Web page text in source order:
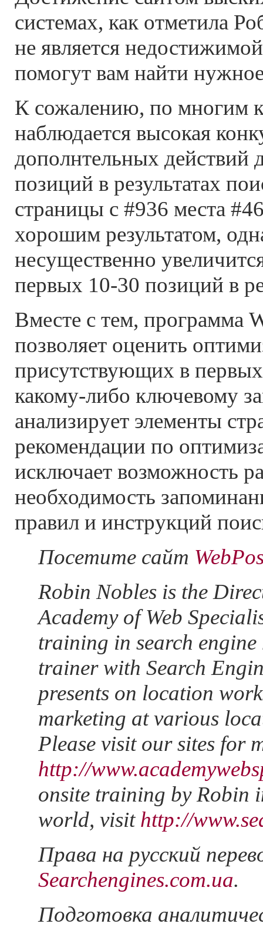
системах, как отметила
не является
помогут вам найти
К сожалению, по многим
наблюдается высокая
дополнтельных действий
позиций в результатах
страницы с #936 места
хорошим результатом,
несущественно
первых 10-30 позиций в
Вместе с тем, программа
позволяет оценить
присутствующих в первых
какому-либо ключевому
анализирует элементы
рекомендации по
исключает возможность
необходимость
правил и инструкций
Посетите cайт
Robin Nobles is the
Academy of Web
training in search
trainer with Search
presents on location
marketing at various
Please visit our sites for
http://
onsite training by Robin
world, visit http://
Права на русский
Searchengines.com.ua.
Подготовка